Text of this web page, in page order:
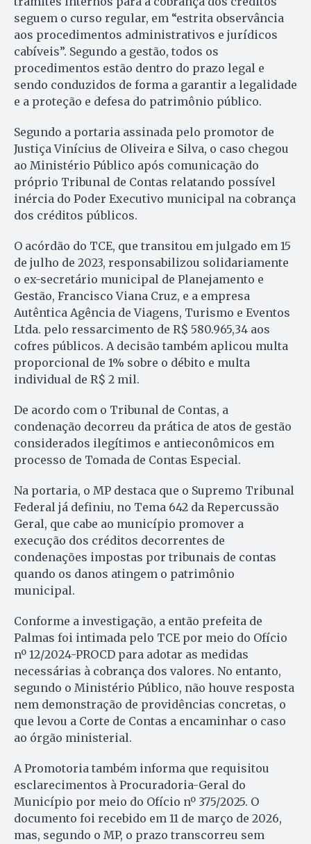
seguem o curso regular, em “estrita observância
aos procedimentos administrativos e jurídicos
cabíveis”. Segundo a gestão, todos os
procedimentos estão dentro do prazo legal e
sendo conduzidos de forma a garantir a legalidade
e a proteção e defesa do patrimônio público.
Segundo a portaria assinada pelo promotor de
Justiça Vinícius de Oliveira e Silva, o caso chegou
ao Ministério Público após comunicação do
próprio Tribunal de Contas relatando possível
inércia do Poder Executivo municipal na cobrança
dos créditos públicos.
O acórdão do TCE, que transitou em julgado em 15
de julho de 2023, responsabilizou solidariamente
o ex-secretário municipal de Planejamento e
Gestão, Francisco Viana Cruz, e a empresa
Autêntica Agência de Viagens, Turismo e Eventos
Ltda. pelo ressarcimento de R$ 580.965,34 aos
cofres públicos. A decisão também aplicou multa
proporcional de 1% sobre o débito e multa
individual de R$ 2 mil.
De acordo com o Tribunal de Contas, a
condenação decorreu da prática de atos de gestão
considerados ilegítimos e antieconômicos em
processo de Tomada de Contas Especial.
Na portaria, o MP destaca que o Supremo Tribunal
Federal já definiu, no Tema 642 da Repercussão
Geral, que cabe ao município promover a
execução dos créditos decorrentes de
condenações impostas por tribunais de contas
quando os danos atingem o patrimônio
municipal.
Conforme a investigação, a então prefeita de
Palmas foi intimada pelo TCE por meio do Ofício
nº 12/2024-PROCD para adotar as medidas
necessárias à cobrança dos valores. No entanto,
segundo o Ministério Público, não houve resposta
nem demonstração de providências concretas, o
que levou a Corte de Contas a encaminhar o caso
ao órgão ministerial.
A Promotoria também informa que requisitou
esclarecimentos à Procuradoria-Geral do
Município por meio do Ofício nº 375/2025. O
documento foi recebido em 11 de março de 2026,
mas, segundo o MP, o prazo transcorreu sem